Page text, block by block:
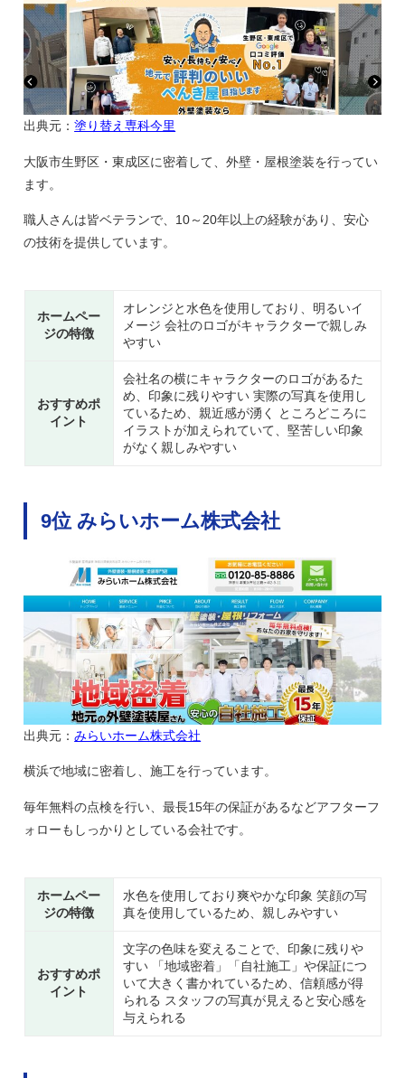
出典元：塗り替え専科今里
大阪市生野区・東成区に密着して、外壁・屋根塗装を行ってい
ます。
職人さんは皆ベテランで、10～20年以上の経験があり、安心
の技術を提供しています。
ホームペー
ジの特徴
オレンジと水色を使用しており、明るいイ
メージ 会社のロゴがキャラクターで親しみ
やすい
おすすめポ
イント
会社名の横にキャラクターのロゴがあるた
め、印象に残りやすい 実際の写真を使用し
ているため、親近感が湧く ところどころに
イラストが加えられていて、堅苦しい印象
がなく親しみやすい
9位 みらいホーム株式会社
出典元：みらいホーム株式会社
横浜で地域に密着し、施工を行っています。
毎年無料の点検を行い、最長15年の保証があるなどアフターフ
ォローもしっかりとしている会社です。
ホームペー
ジの特徴
水色を使用しており爽やかな印象 笑顔の写
真を使用しているため、親しみやすい
おすすめポ
イント
文字の色味を変えることで、印象に残りや
すい 「地域密着」「自社施工」や保証につ
いて大きく書かれているため、信頼感が得
られる スタッフの写真が見えると安心感を
与えられる